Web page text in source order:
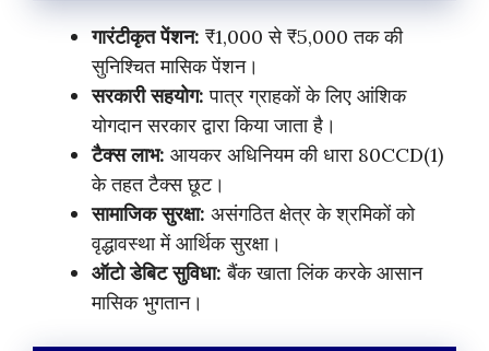
गारंटीकृत पेंशन: ₹1,000 से ₹5,000 तक की
सुनिश्चित मासिक पेंशन।
सरकारी सहयोग: पात्र ग्राहकों के लिए आंशिक
योगदान सरकार द्वारा किया जाता है।
टैक्स लाभ: आयकर अधिनियम की धारा 80CCD(1)
के तहत टैक्स छूट।
सामाजिक सुरक्षा: असंगठित क्षेत्र के श्रमिकों को
वृद्धावस्था में आर्थिक सुरक्षा।
ऑटो डेबिट सुविधा: बैंक खाता लिंक करके आसान
मासिक भुगतान।